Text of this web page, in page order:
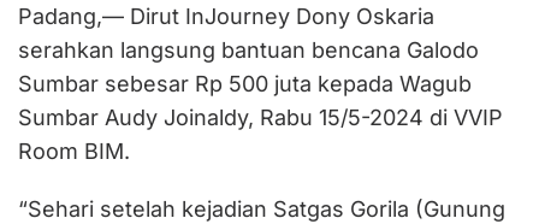
Padang,— Dirut InJourney Dony Oskaria
serahkan langsung bantuan bencana Galodo
Sumbar sebesar Rp 500 juta kepada Wagub
Sumbar Audy Joinaldy, Rabu 15/5-2024 di VVIP
Room BIM.
“Sehari setelah kejadian Satgas Gorila (Gunung